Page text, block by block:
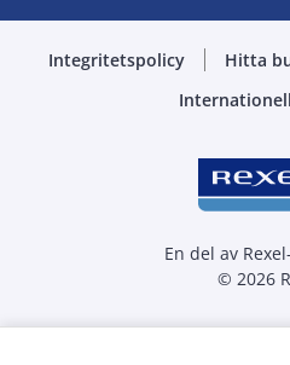
Integritetspolicy Hitta
En del av
© 2026